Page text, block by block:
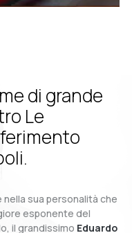
di grande
Le
sua personalità che
esponente del
il grandissimo Eduardo